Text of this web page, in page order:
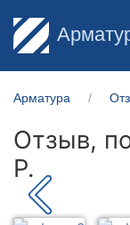
Арматура
Отзыв,
Р.